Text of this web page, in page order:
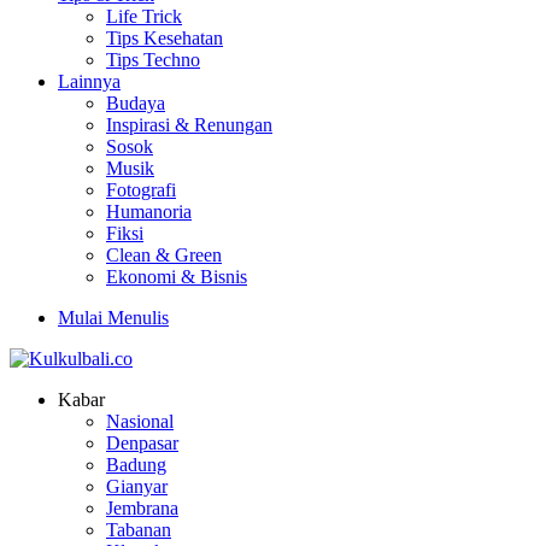
Life Trick
Tips Kesehatan
Tips Techno
Lainnya
Budaya
Inspirasi & Renungan
Sosok
Musik
Fotografi
Humanoria
Fiksi
Clean & Green
Ekonomi & Bisnis
Mulai Menulis
Kabar
Nasional
Denpasar
Badung
Gianyar
Jembrana
Tabanan